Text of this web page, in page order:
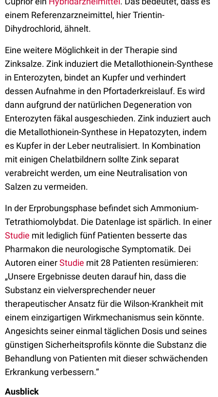
einem Referenzarzneimittel, hier Trientin-
Dihydrochlorid, ähnelt.
Eine weitere Möglichkeit in der Therapie sind
Zinksalze. Zink induziert die Metallothionein-Synthese
in Enterozyten, bindet an Kupfer und verhindert
dessen Aufnahme in den Pfortaderkreislauf. Es wird
dann aufgrund der natürlichen Degeneration von
Enterozyten fäkal ausgeschieden. Zink induziert auch
die Metallothionein-Synthese in Hepatozyten, indem
es Kupfer in der Leber neutralisiert. In Kombination
mit einigen Chelatbildnern sollte Zink separat
verabreicht werden, um eine Neutralisation von
Salzen zu vermeiden.
In der Erprobungsphase befindet sich Ammonium-
Tetrathiomolybdat. Die Datenlage ist spärlich. In einer
Studie mit lediglich fünf Patienten besserte das
Pharmakon die neurologische Symptomatik. Dei
Autoren einerStudie mit 28 Patienten resümieren:
„Unsere Ergebnisse deuten darauf hin, dass die
Substanz ein vielversprechender neuer
therapeutischer Ansatz für die Wilson-Krankheit mit
einem einzigartigen Wirkmechanismus sein könnte.
Angesichts seiner einmal täglichen Dosis und seines
günstigen Sicherheitsprofils könnte die Substanz die
Behandlung von Patienten mit dieser schwächenden
Erkrankung verbessern.“
Ausblick